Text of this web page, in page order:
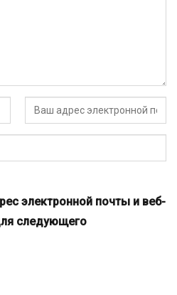
электронной почты и веб-
следующего